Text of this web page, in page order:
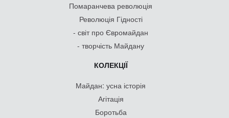
Помаранчева революція
Революція Гідності
- світ про Євромайдан
- творчість Майдану
КОЛЕКЦІЇ
Майдан: усна історія
Агітація
Боротьба